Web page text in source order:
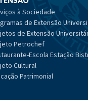
à Sociedade
de Extensão
de Extensão
Petrochef
Escola Estação
Cultural
Patrimonial